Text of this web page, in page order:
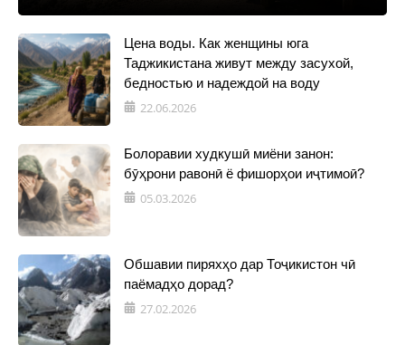
Цена воды. Как женщины юга
Таджикистана живут между засухой,
бедностью и надеждой на воду
22.06.2026
Болоравии худкушӣ миёни занон:
бӯҳрони равонӣ ё фишорҳои иҷтимоӣ?
05.03.2026
Обшавии пиряхҳо дар Тоҷикистон чӣ
паёмадҳо дорад?
27.02.2026